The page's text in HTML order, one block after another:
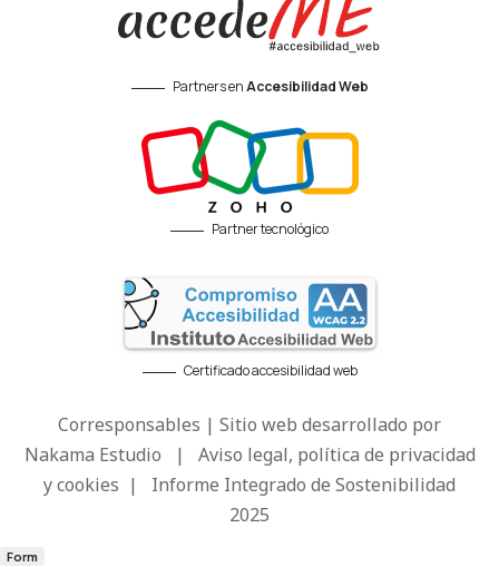
Partners enAccesibilidad Web
Partner tecnológico
Certificado accesibilidad web
Corresponsables | Sitio web desarrollado por
Nakama Estudio | Aviso legal, política de privacidad
y cookies | Informe Integrado de Sostenibilidad
2025
Form